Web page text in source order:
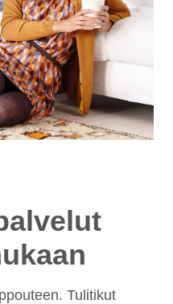
Tulitikut